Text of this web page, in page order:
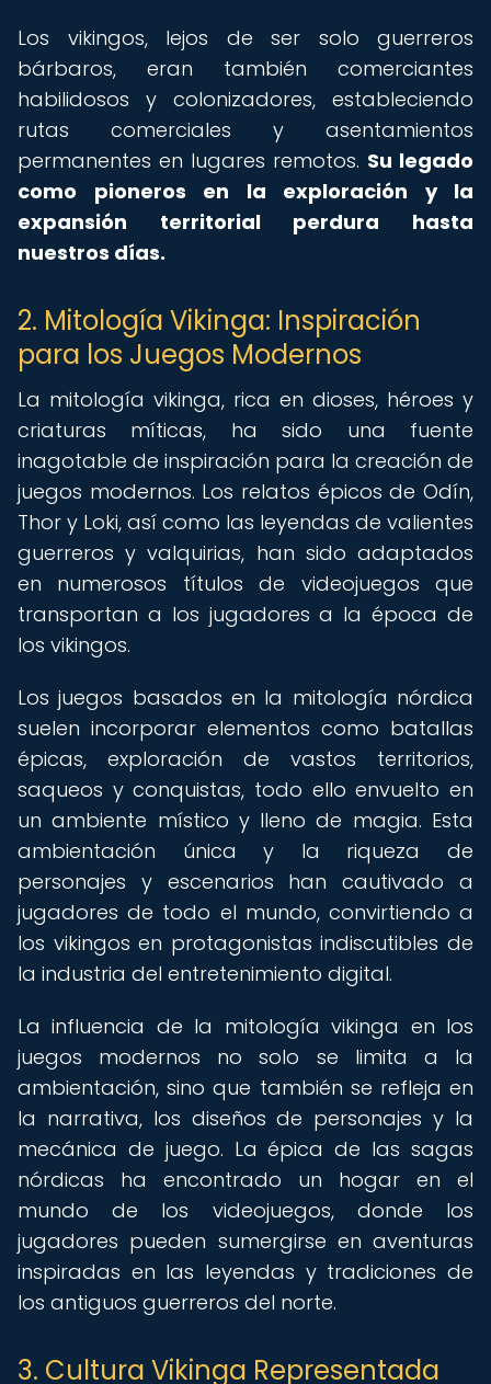
Los vikingos, lejos de ser solo guerreros
bárbaros, eran también comerciantes
habilidosos y colonizadores, estableciendo
rutas comerciales y asentamientos
permanentes en lugares remotos. Su legado
como pioneros en la exploración y la
expansión territorial perdura hasta
nuestros días.
2. Mitología Vikinga: Inspiración
para los Juegos Modernos
La mitología vikinga, rica en dioses, héroes y
criaturas míticas, ha sido una fuente
inagotable de inspiración para la creación de
juegos modernos. Los relatos épicos de Odín,
Thor y Loki, así como las leyendas de valientes
guerreros y valquirias, han sido adaptados
en numerosos títulos de videojuegos que
transportan a los jugadores a la época de
los vikingos.
Los juegos basados en la mitología nórdica
suelen incorporar elementos como batallas
épicas, exploración de vastos territorios,
saqueos y conquistas, todo ello envuelto en
un ambiente místico y lleno de magia. Esta
ambientación única y la riqueza de
personajes y escenarios han cautivado a
jugadores de todo el mundo, convirtiendo a
los vikingos en protagonistas indiscutibles de
la industria del entretenimiento digital.
La influencia de la mitología vikinga en los
juegos modernos no solo se limita a la
ambientación, sino que también se refleja en
la narrativa, los diseños de personajes y la
mecánica de juego. La épica de las sagas
nórdicas ha encontrado un hogar en el
mundo de los videojuegos, donde los
jugadores pueden sumergirse en aventuras
inspiradas en las leyendas y tradiciones de
los antiguos guerreros del norte.
3. Cultura Vikinga Representada